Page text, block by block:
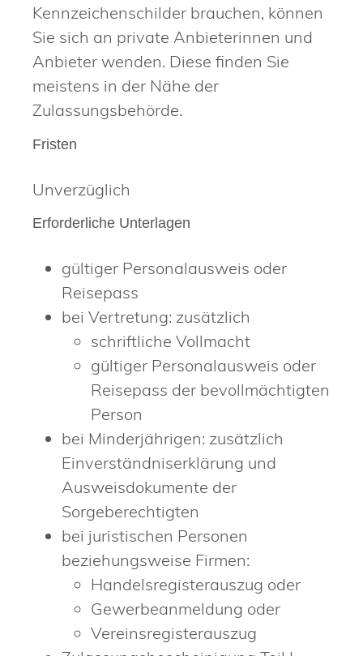
Kennzeichenschilder brauchen, können
Sie sich an private Anbieterinnen und
Anbieter wenden. Diese finden Sie
meistens in der Nähe der
Zulassungsbehörde.
Fristen
Unverzüglich
Erforderliche Unterlagen
gültiger Personalausweis oder
Reisepass
bei Vertretung: zusätzlich
schriftliche Vollmacht
gültiger Personalausweis oder
Reisepass der bevollmächtigten
Person
bei Minderjährigen: zusätzlich
Einverständniserklärung und
Ausweisdokumente der
Sorgeberechtigten
bei juristischen Personen
beziehungsweise Firmen:
Handelsregisterauszug oder
Gewerbeanmeldung oder
Vereinsregisterauszug